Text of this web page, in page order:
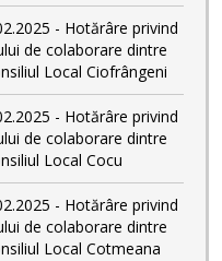
- Hotărâre privind
de colaborare dintre
Local Ciofrângeni
- Hotărâre privind
de colaborare dintre
Local Cocu
- Hotărâre privind
de colaborare dintre
Local Cotmeana